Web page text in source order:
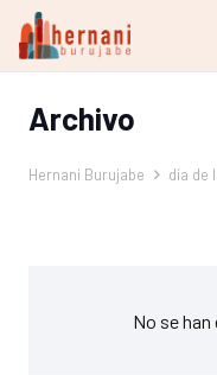
Archivo
Hernani Burujabe día de
No se